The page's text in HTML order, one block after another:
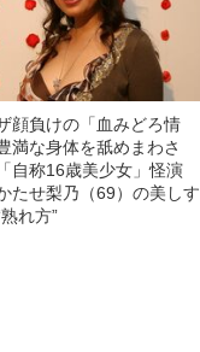
顔負けの「血みどろ情
満な身体を舐めまわさ
自称16歳美少女」怪演
たせ梨乃（69）の美しす
れ方”